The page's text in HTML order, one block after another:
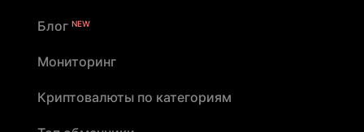
Блог NEW
Мониторинг
Криптовалюты по категориям